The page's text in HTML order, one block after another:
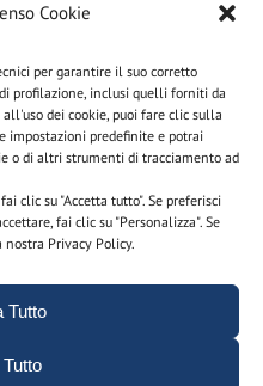
Cookie
per garantire il suo corretto
profilazione, inclusi quelli forniti da
dei cookie, puoi fare clic sulla
impostazioni predefinite e potrai
o di altri strumenti di tracciamento ad
clic su "Accetta tutto". Se preferisci
fai clic su "Personalizza". Se
Privacy Policy.
Tutto
le nostre promozioni e
acconsenti alla